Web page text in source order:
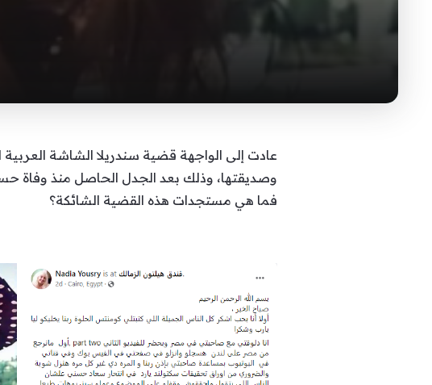
عادت إلى الواجهة قضية سندريلا الشاشة
فما هي مستجدات هذه القضية الشائكة؟